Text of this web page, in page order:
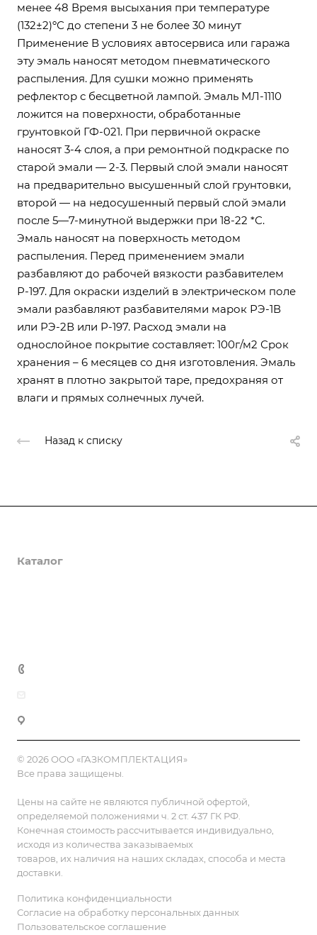
менее 48 Время высыхания при температуре
(132±2)ºС до степени 3 не более 30 минут
Применение В условиях автосервиса или гаража
эту эмаль наносят методом пневматического
распыления. Для сушки можно применять
рефлектор с бесцветной лампой. Эмаль МЛ-1110
ложится на поверхности, обработанные
грунтовкой ГФ-021. При первичной окраске
наносят 3-4 слоя, а при ремонтной подкраске по
старой эмали — 2-3. Первый слой эмали наносят
на предварительно высушенный слой грунтовки,
второй — на недосушенный первый слой эмали
после 5—7-минутной выдержки при 18-22 *С.
Эмаль наносят на поверхность методом
распыления. Перед применением эмали
разбавляют до рабочей вязкости разбавителем
Р-197. Для окраски изделий в электрическом поле
эмали разбавляют разбавителями марок РЭ-1В
или РЭ-2В или Р-197. Расход эмали на
однослойное покрытие составляет: 100г/м2 Срок
хранения – 6 месяцев со дня изготовления. Эмаль
хранят в плотно закрытой таре, предохраняя от
влаги и прямых солнечных лучей.
Назад к списку
Каталог
© 2026 ООО «ГАЗКОМПЛЕКТАЦИЯ»
Все права защищены.
Цены на сайте не являются публичной офертой,
определяемой положениями ч. 2 ст. 437 ГК РФ.
Конечная стоимость рассчитывается индивидуально,
исходя из количества заказываемых
товаров, их наличия на наших складах, способа и места
доставки.
Политика конфиденциальности
Согласие на обработку персональных данных
Пользовательское соглашение